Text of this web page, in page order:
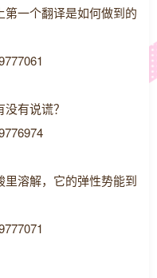
一个翻译是如何做到的
有说谎？
溶解，它的弹性势能到